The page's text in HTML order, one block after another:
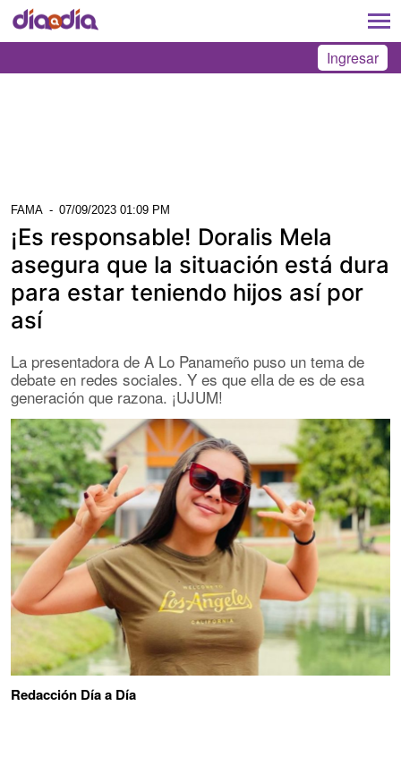
Ingresar
FAMA - 07/09/2023 01:09 PM
¡Es responsable! Doralis Mela
asegura que la situación está dura
para estar teniendo hijos así por
así
La presentadora de A Lo Panameño puso un tema de
debate en redes sociales. Y es que ella de es de esa
generación que razona. ¡UJUM!
Redacción Día a Día